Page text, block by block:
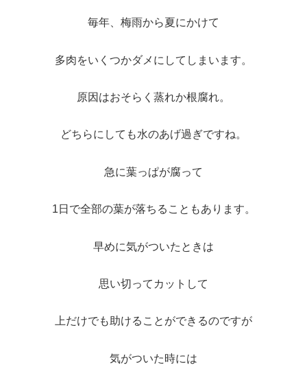
毎年、梅雨から夏にかけて
多肉をいくつかダメにしてしまいます。
原因はおそらく蒸れか根腐れ。
どちらにしても水のあげ過ぎですね。
急に葉っぱが腐って
1日で全部の葉が落ちることもあります。
早めに気がついたときは
思い切ってカットして
上だけでも助けることができるのですが
気がついた時には